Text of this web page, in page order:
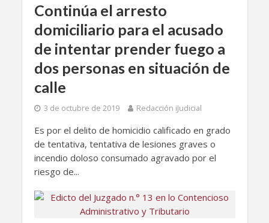
Continúa el arresto
domiciliario para el acusado
de intentar prender fuego a
dos personas en situación de
calle
3 de octubre de 2019 Redacción iJudicial
Es por el delito de homicidio calificado en grado
de tentativa, tentativa de lesiones graves o
incendio doloso consumado agravado por el
riesgo de...